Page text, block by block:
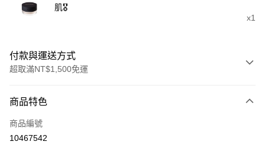
肌🎖️
x1
付款與運送方式
超取滿NT$1,500免運
信用卡一次付款
超商取貨付款
商品特色
商品編號
10467542